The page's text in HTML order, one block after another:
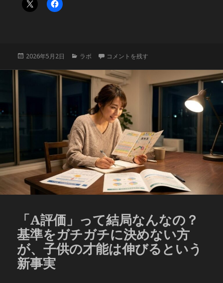
投
日:
2026年5月2日
カ
ゴ
リ
ラボ クリエイターとリノベーターは「最強の
コメントを残す
「A評価」って結局なんなの？
基準をガチガチに決めない方
が、子供の才能は伸びるという
新事実